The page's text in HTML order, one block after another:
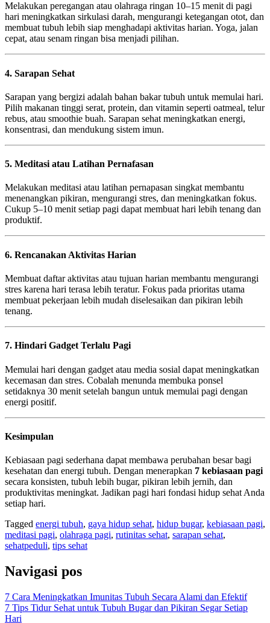
Melakukan peregangan atau olahraga ringan 10–15 menit di pagi
hari meningkatkan sirkulasi darah, mengurangi ketegangan otot, dan
membuat tubuh lebih siap menghadapi aktivitas harian. Yoga, jalan
cepat, atau senam ringan bisa menjadi pilihan.
4. Sarapan Sehat
Sarapan yang bergizi adalah bahan bakar tubuh untuk memulai hari.
Pilih makanan tinggi serat, protein, dan vitamin seperti oatmeal, telur
rebus, atau smoothie buah. Sarapan sehat meningkatkan energi,
konsentrasi, dan mendukung sistem imun.
5. Meditasi atau Latihan Pernafasan
Melakukan meditasi atau latihan pernapasan singkat membantu
menenangkan pikiran, mengurangi stres, dan meningkatkan fokus.
Cukup 5–10 menit setiap pagi dapat membuat hari lebih tenang dan
produktif.
6. Rencanakan Aktivitas Harian
Membuat daftar aktivitas atau tujuan harian membantu mengurangi
stres karena hari terasa lebih teratur. Fokus pada prioritas utama
membuat pekerjaan lebih mudah diselesaikan dan pikiran lebih
tenang.
7. Hindari Gadget Terlalu Pagi
Memulai hari dengan gadget atau media sosial dapat meningkatkan
kecemasan dan stres. Cobalah menunda membuka ponsel
setidaknya 30 menit setelah bangun untuk memulai pagi dengan
energi positif.
Kesimpulan
Kebiasaan pagi sederhana dapat membawa perubahan besar bagi
kesehatan dan energi tubuh. Dengan menerapkan 7 kebiasaan pagi
secara konsisten, tubuh lebih bugar, pikiran lebih jernih, dan
produktivitas meningkat. Jadikan pagi hari fondasi hidup sehat Anda
setiap hari.
Tagged energi tubuh, gaya hidup sehat, hidup bugar, kebiasaan pagi,
meditasi pagi, olahraga pagi, rutinitas sehat, sarapan sehat,
sehatpeduli, tips sehat
Navigasi pos
7 Cara Meningkatkan Imunitas Tubuh Secara Alami dan Efektif
7 Tips Tidur Sehat untuk Tubuh Bugar dan Pikiran Segar Setiap
Hari